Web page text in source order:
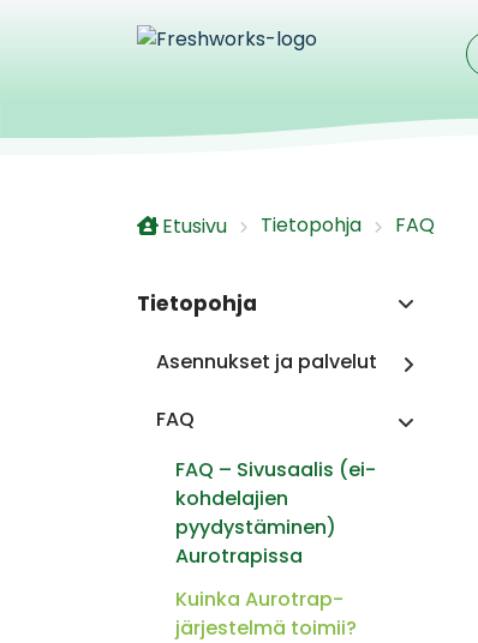
Etusivu Tietopohja FAQ
Tietopohja
Asennukset ja palvelut
FAQ
FAQ – Sivusaalis (ei-
kohdelajien
pyydystäminen)
Aurotrapissa
Kuinka Aurotrap-
järjestelmä toimii?